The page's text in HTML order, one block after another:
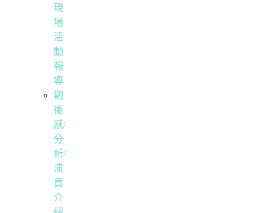
現
場
活
動
報
導
觀
後
感/
分
析/
演
員
介